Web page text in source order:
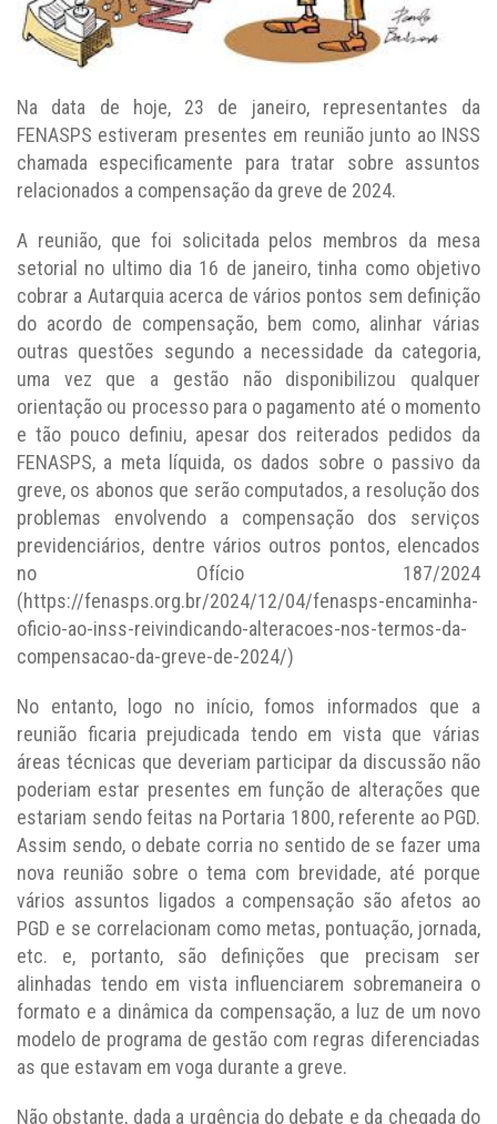
Na data de hoje, 23 de janeiro, representantes da
FENASPS estiveram presentes em reunião junto ao INSS
chamada especificamente para tratar sobre assuntos
relacionados a compensação da greve de 2024.
A reunião, que foi solicitada pelos membros da mesa
setorial no ultimo dia 16 de janeiro, tinha como objetivo
cobrar a Autarquia acerca de vários pontos sem definição
do acordo de compensação, bem como, alinhar várias
outras questões segundo a necessidade da categoria,
uma vez que a gestão não disponibilizou qualquer
orientação ou processo para o pagamento até o momento
e tão pouco definiu, apesar dos reiterados pedidos da
FENASPS, a meta líquida, os dados sobre o passivo da
greve, os abonos que serão computados, a resolução dos
problemas envolvendo a compensação dos serviços
previdenciários, dentre vários outros pontos, elencados
no Ofício 187/2024
(https://fenasps.org.br/2024/12/04/fenasps-encaminha-
oficio-ao-inss-reivindicando-alteracoes-nos-termos-da-
compensacao-da-greve-de-2024/)
No entanto, logo no início, fomos informados que a
reunião ficaria prejudicada tendo em vista que várias
áreas técnicas que deveriam participar da discussão não
poderiam estar presentes em função de alterações que
estariam sendo feitas na Portaria 1800, referente ao PGD.
Assim sendo, o debate corria no sentido de se fazer uma
nova reunião sobre o tema com brevidade, até porque
vários assuntos ligados a compensação são afetos ao
PGD e se correlacionam como metas, pontuação, jornada,
etc. e, portanto, são definições que precisam ser
alinhadas tendo em vista influenciarem sobremaneira o
formato e a dinâmica da compensação, a luz de um novo
modelo de programa de gestão com regras diferenciadas
as que estavam em voga durante a greve.
Não obstante, dada a urgência do debate e da chegada do